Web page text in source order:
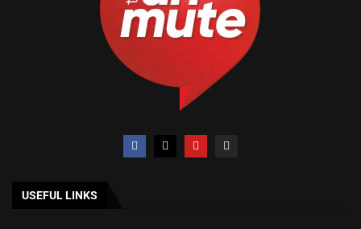
USEFUL LINKS